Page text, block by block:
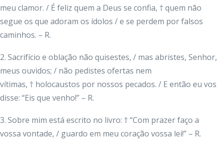
meu clamor. / É feliz quem a Deus se confia, † quem não
segue os que adoram os ídolos / e se perdem por falsos
caminhos. – R.
2. Sacrifício e oblação não quisestes, / mas abristes, Senhor,
meus ouvidos; / não pedistes ofertas nem
vítimas, † holocaustos por nossos pecados. / E então eu vos
disse: “Eis que venho!” – R.
3. Sobre mim está escrito no livro: † “Com prazer faço a
vossa vontade, / guardo em meu coração vossa lei!” – R.